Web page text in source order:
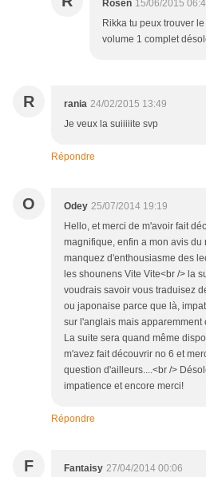
Rosen 15/06/2015
Rikka tu peux trouver
volume 1 complet
R rania 24/02/2015 13:49
Je veux la suiiiiite svp
Répondre
O Odey 25/07/2014 19:19
Hello, et merci de m'avoir fait
magnifique, enfin a mon avis du
manquez d'enthousiasme des
les shounens Vite Vite<br /> la
voudrais savoir vous traduisez
ou japonaise parce que là,
sur l'anglais mais apparemment
La suite sera quand même
m'avez fait découvrir no 6 et
question d'ailleurs....<br />
impatience et encore merci!
Répondre
F Fantaisy 27/04/2014 00:06